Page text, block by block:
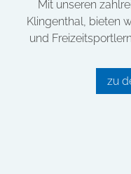
Mit unseren
Klingenthal, bieten
und
zu